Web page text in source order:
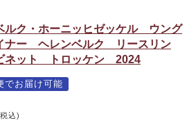
ルク・ホーニッヒゼッケル ウング
ナー ヘレンベルク リースリン
ネット トロッケン 2024
でお届け可能
込)